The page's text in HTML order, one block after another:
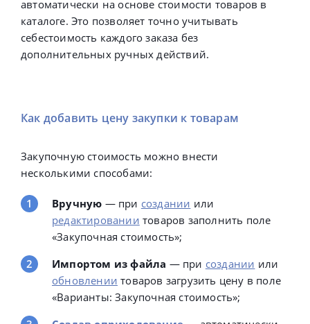
автоматически на основе стоимости товаров в
каталоге. Это позволяет точно учитывать
себестоимость каждого заказа без
дополнительных ручных действий.
Как добавить цену закупки к товарам
Закупочную стоимость можно внести
несколькими способами:
Вручную —при создании или
редактировании товаров заполнить поле
«Закупочная стоимость»;
Импортом из файла —при создании или
обновлении товаров загрузить цену в поле
«Варианты: Закупочная стоимость»;